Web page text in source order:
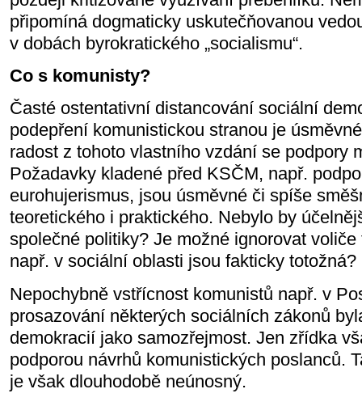
připomíná dogmaticky uskutečňovanou
v dobách byrokratického „socialismu“.
Co s komunisty?
Časté ostentativní distancování sociální
podepření komunistickou stranou je
radost z tohoto vlastního vzdání se podpory
Požadavky kladené před KSČM, např.
eurohujerismus, jsou úsměvné či spíše
teoretického i praktického. Nebylo by
společné politiky? Je možné ignorovat
např. v sociální oblasti jsou fakticky totožná?
Nepochybně vstřícnost komunistů např. v
prosazování některých sociálních zákonů
demokracií jako samozřejmost. Jen zřídka
podporou návrhů komunistických poslanců.
je však dlouhodobě neúnosný.